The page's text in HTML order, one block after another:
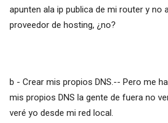
apunten ala ip publica de mi router y no
proveedor de hosting, ¿no?
b - Crear mis propios DNS.-- Pero me
mis propios DNS la gente de fuera no
veré yo desde mi red local.